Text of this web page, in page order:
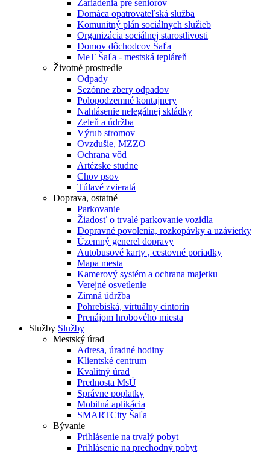
Zariadenia pre seniorov
Domáca opatrovateľská služba
Komunitný plán sociálnych služieb
Organizácia sociálnej starostlivosti
Domov dôchodcov Šaľa
MeT Šaľa - mestská tepláreň
Životné prostredie
Odpady
Sezónne zbery odpadov
Polopodzemné kontajnery
Nahlásenie nelegálnej skládky
Zeleň a údržba
Výrub stromov
Ovzdušie, MZZO
Ochrana vôd
Artézske studne
Chov psov
Túlavé zvieratá
Doprava, ostatné
Parkovanie
Žiadosť o trvalé parkovanie vozidla
Dopravné povolenia, rozkopávky a uzávierky
Územný generel dopravy
Autobusové karty , cestovné poriadky
Mapa mesta
Kamerový systém a ochrana majetku
Verejné osvetlenie
Zimná údržba
Pohrebiská, virtuálny cintorín
Prenájom hrobového miesta
Služby Služby
Mestský úrad
Adresa, úradné hodiny
Klientské centrum
Kvalitný úrad
Prednosta MsÚ
Správne poplatky
Mobilná aplikácia
SMARTCity Šaľa
Bývanie
Prihlásenie na trvalý pobyt
Prihlásenie na prechodný pobyt